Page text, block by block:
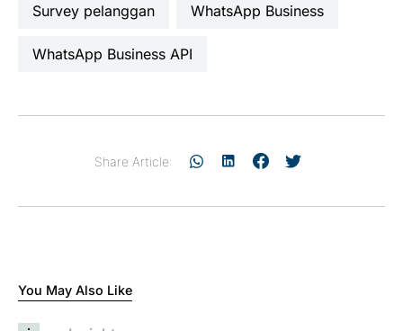
survey pelanggan WhatsApp Business
WhatsApp Business API
Share Article:
You May Also Like